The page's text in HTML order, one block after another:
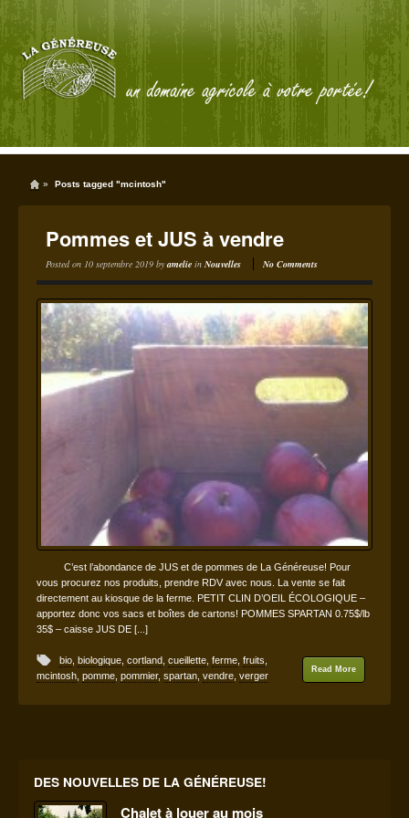
» Posts tagged "mcintosh"
Pommes et JUS à vendre
Posted on 10 septembre 2019 byamelie in Nouvelles No Comments
C’est l’abondance de JUS et de pommes de La Généreuse! Pour
vous procurez nos produits, prendre RDV avec nous. La vente se fait
directement au kiosque de la ferme. PETIT CLIN D’OEIL ÉCOLOGIQUE –
apportez donc vos sacs et boîtes de cartons! POMMES SPARTAN 0.75$/lb
35$ – caisse JUS DE [...]
Read More
bio biologique cortland cueillette ferme fruits
mcintosh pomme pommier, spartan vendre verger
DES NOUVELLES DE LA GÉNÉREUSE!
Chalet à louer au mois